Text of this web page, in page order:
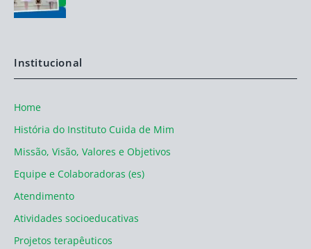
Institucional
Home
História do Instituto Cuida de Mim
Missão, Visão, Valores e Objetivos
Equipe e Colaboradoras (es)
Atendimento
Atividades socioeducativas
Projetos terapêuticos